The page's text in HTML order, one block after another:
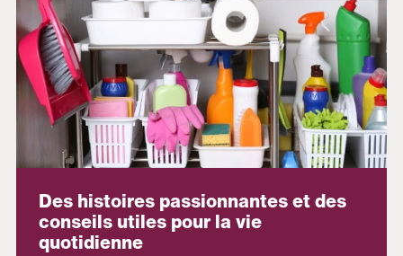
Des histoires passionnantes et des
conseils utiles pour la vie
quotidienne